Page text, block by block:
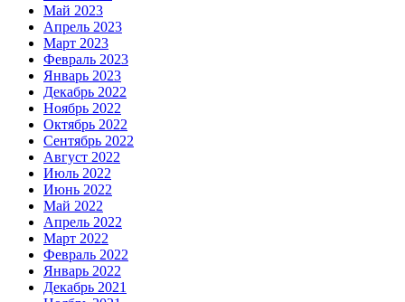
Май 2023
Апрель 2023
Март 2023
Февраль 2023
Январь 2023
Декабрь 2022
Ноябрь 2022
Октябрь 2022
Сентябрь 2022
Август 2022
Июль 2022
Июнь 2022
Май 2022
Апрель 2022
Март 2022
Февраль 2022
Январь 2022
Декабрь 2021